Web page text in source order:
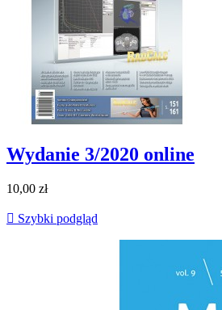
Wydanie 3/2020 online
10,00 zł
 Szybki podgląd